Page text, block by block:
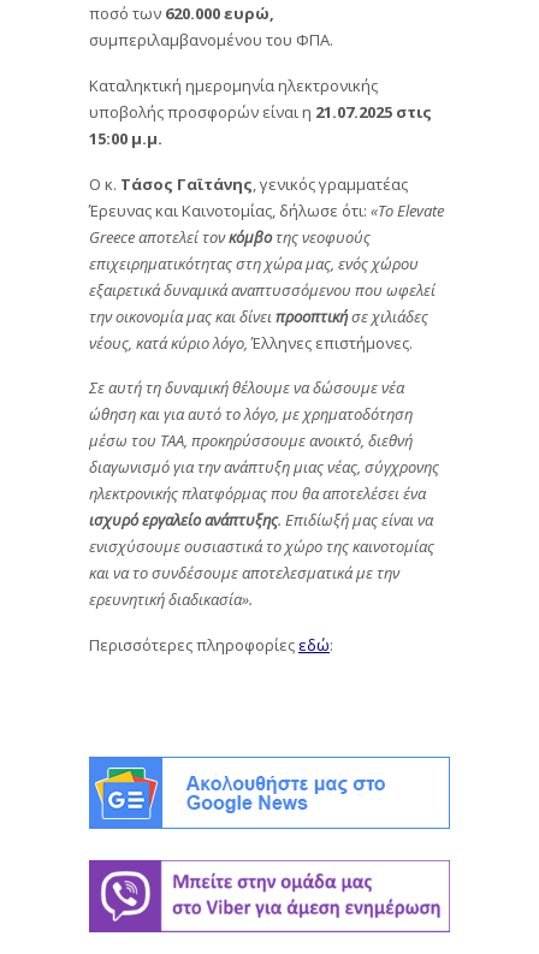
ποσό των 620.000 ευρώ,
συμπεριλαμβανομένου του ΦΠΑ.
Καταληκτική ημερομηνία ηλεκτρονικής
υποβολής προσφορών είναι η 21.07.2025 στις
15:00 μ.μ.
Ο κ. Τάσος Γαϊτάνης , γενικός γραμματέας
Έρευνας και Καινοτομίας, δήλωσε ότι: «Το Elevate
Greece αποτελεί τονκόμβοτης νεοφυούς
επιχειρηματικότητας στη χώρα μας, ενός χώρου
εξαιρετικά δυναμικά αναπτυσσόμενου που ωφελεί
την οικονομία μας και δίνει προοπτικήσε χιλιάδες
νέους, κατά κύριο λόγο,Έλληνες επιστήμονες.
Σε αυτή τη δυναμική θέλουμε να δώσουμε νέα
ώθηση και για αυτό το λόγο, με χρηματοδότηση
μέσω του ΤΑΑ, προκηρύσσουμε ανοικτό, διεθνή
διαγωνισμό για την ανάπτυξη μιας νέας, σύγχρονης
ηλεκτρονικής πλατφόρμας που θα αποτελέσει ένα
ισχυρό εργαλείο ανάπτυξης. Επιδίωξή μας είναι να
ενισχύσουμε ουσιαστικά το χώρο της καινοτομίας
και να το συνδέσουμε αποτελεσματικά με την
ερευνητική διαδικασία».
Περισσότερες πληροφορίες εδώ: